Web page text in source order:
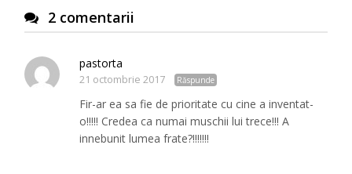
2 comentarii
pastorta
21 octombrie 2017 Răspunde
Fir-ar ea sa fie de prioritate cu cine a inventat-
o!!!!! Credea ca numai muschii lui trece!!! A
innebunit lumea frate?!!!!!!!